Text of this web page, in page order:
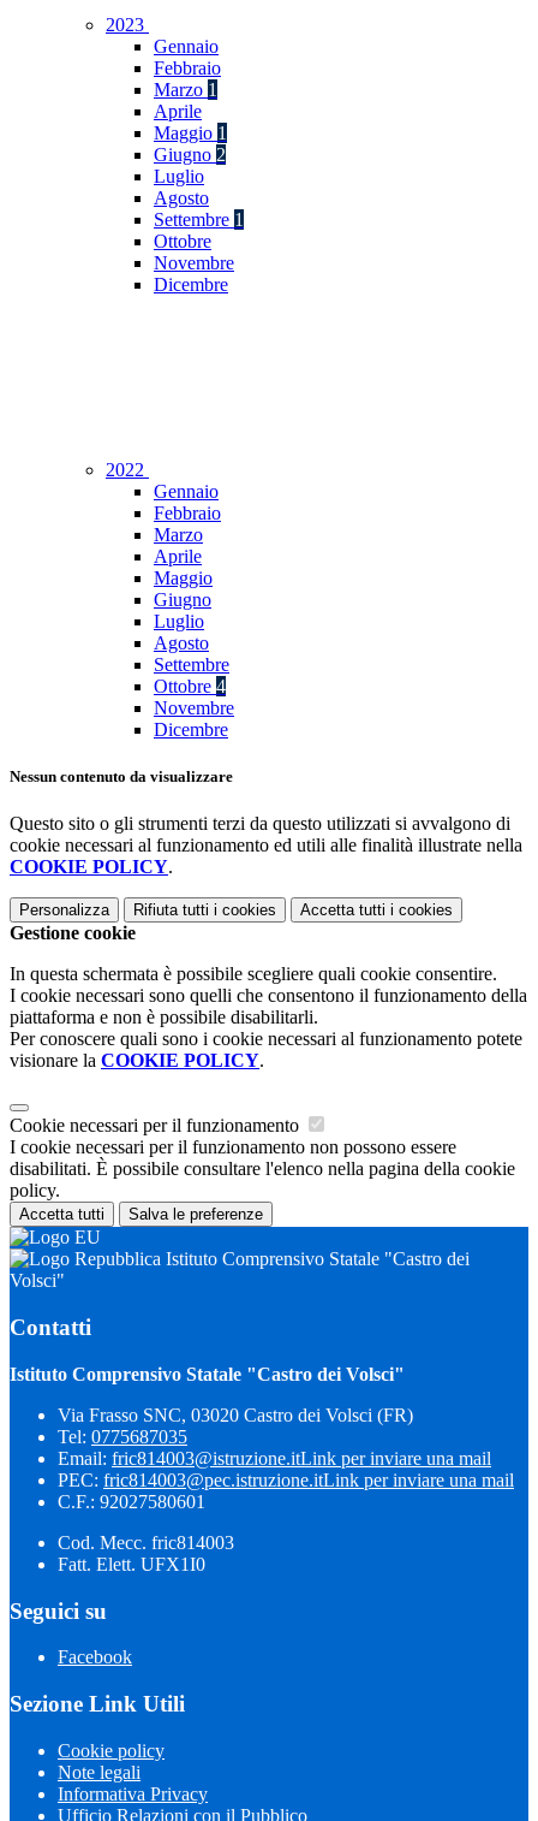
2023
Gennaio
Febbraio
Marzo 1
Aprile
Maggio 1
Giugno 2
Luglio
Agosto
Settembre 1
Ottobre
Novembre
Dicembre
2022
Gennaio
Febbraio
Marzo
Aprile
Maggio
Giugno
Luglio
Agosto
Settembre
Ottobre 4
Novembre
Dicembre
Nessun contenuto da visualizzare
Questo sito o gli strumenti terzi da questo utilizzati si avvalgono di
cookie necessari al funzionamento ed utili alle finalità illustrate nella
COOKIE POLICY.
Personalizza Rifiuta tutti i cookies Accetta tutti i cookies
Gestione cookie
In questa schermata è possibile scegliere quali cookie consentire.
I cookie necessari sono quelli che consentono il funzionamento della
piattaforma e non è possibile disabilitarli.
Per conoscere quali sono i cookie necessari al funzionamento potete
visionare la COOKIE POLICY.
Cookie necessari per il funzionamento
I cookie necessari per il funzionamento non possono essere
disabilitati. È possibile consultare l'elenco nella pagina della cookie
policy.
Accetta tutti Salva le preferenze
Istituto Comprensivo Statale "Castro dei
Volsci"
Contatti
Istituto Comprensivo Statale "Castro dei Volsci"
Via Frasso SNC, 03020 Castro dei Volsci (FR)
Tel: 0775687035
Email: fric814003@istruzione.itLink per inviare una mail
PEC: fric814003@pec.istruzione.itLink per inviare una mail
C.F.: 92027580601
Cod. Mecc. fric814003
Fatt. Elett. UFX1I0
Seguici su
Facebook
Sezione Link Utili
Cookie policy
Note legali
Informativa Privacy
Ufficio Relazioni con il Pubblico